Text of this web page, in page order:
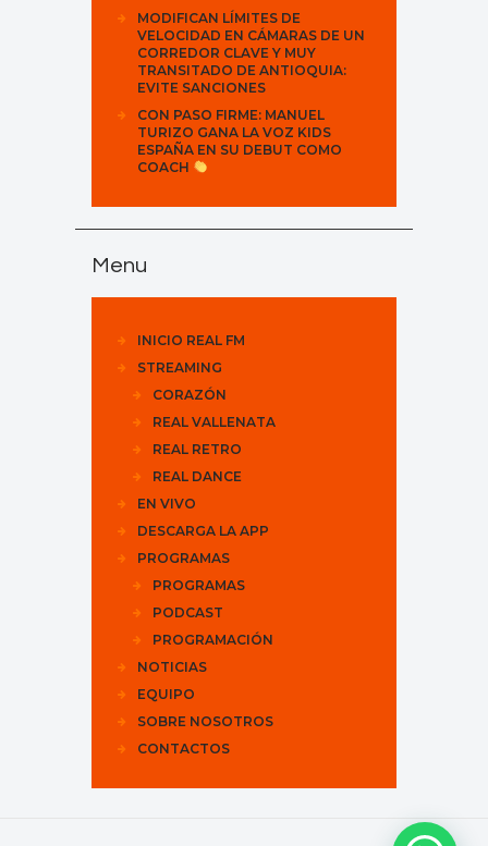
MODIFICAN LÍMITES DE
VELOCIDAD EN CÁMARAS DE UN
CORREDOR CLAVE Y MUY
TRANSITADO DE ANTIOQUIA:
EVITE SANCIONES
CON PASO FIRME: MANUEL
TURIZO GANA LA VOZ KIDS
ESPAÑA EN SU DEBUT COMO
COACH
Menu
INICIO REAL FM
STREAMING
CORAZÓN
REAL VALLENATA
REAL RETRO
REAL DANCE
EN VIVO
DESCARGA LA APP
PROGRAMAS
PROGRAMAS
PODCAST
PROGRAMACIÓN
NOTICIAS
EQUIPO
SOBRE NOSOTROS
CONTACTOS